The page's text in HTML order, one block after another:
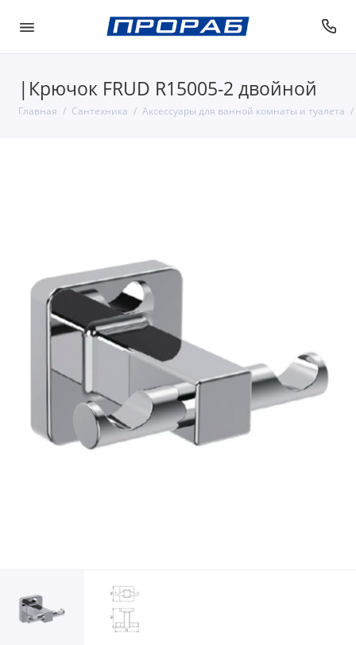
|Крючок FRUD R15005-2 двойной
Главная Сантехника Аксессуары для ванной комнаты и туалета